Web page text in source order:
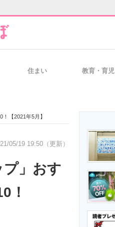
経営リーダーのコミュニテ
製造業のIT導入・活用を支
住まい 教育・育児
【2021年5月】
05/19 19:50（更新）
」おす
！